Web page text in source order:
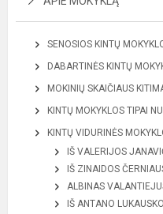
SENOSIOS KINTŲ
DABARTINĖS KINTŲ
MOKINIŲ SKAIČIAUS
KINTŲ MOKYKLOS TIPAI
KINTŲ VIDURINĖS
IŠ VALERIJOS
IŠ ZINAIDOS
ALBINAS
IŠ ANTANO